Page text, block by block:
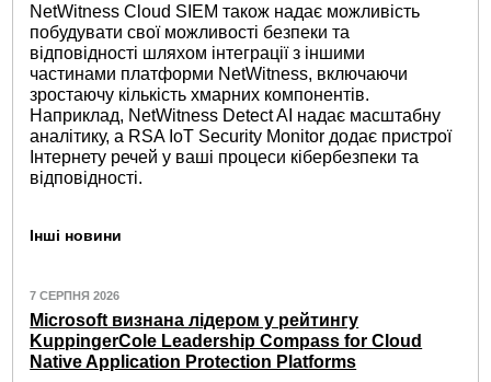
NetWitness Cloud SIEM також надає можливість
побудувати свої можливості безпеки та
відповідності шляхом інтеграції з іншими
частинами платформи NetWitness, включаючи
зростаючу кількість хмарних компонентів.
Наприклад, NetWitness Detect AI надає масштабну
аналітику, а RSA IoT Security Monitor додає пристрої
Інтернету речей у ваші процеси кібербезпеки та
відповідності.
Інші новини
7 СЕРПНЯ 2026
Microsoft визнана лідером у рейтингу
KuppingerCole Leadership Compass for Cloud
Native Application Protection Platforms